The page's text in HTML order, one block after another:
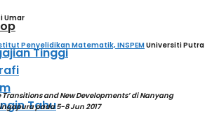
Tinggi
Tahu
Umar
Penyelidikan Matematik, INSPEMUniversiti Putra
Transitions and New Developments’ di Nanyang
pada 5-8 Jun 2017